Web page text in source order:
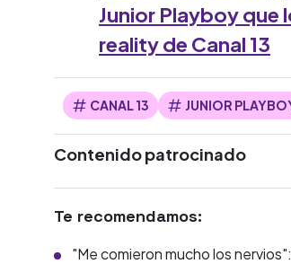
Junior Playboy que
reality de Canal 13
CANAL 13 JUNIOR
Contenido patrocinado
Te recomendamos:
"Me comieron mucho los